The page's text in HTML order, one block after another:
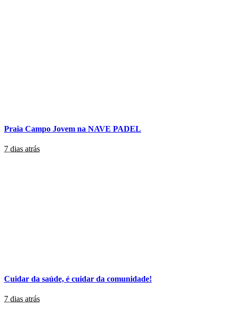
Praia Campo Jovem na NAVE PADEL
7 dias atrás
Cuidar da saúde, é cuidar da comunidade!
7 dias atrás